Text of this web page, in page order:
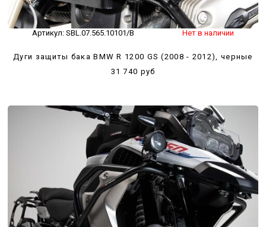
Артикул: SBL.07.565.10101/B Нет в наличии
Дуги защиты бака BMW R 1200 GS (2008 - 2012), черные
31 740 руб